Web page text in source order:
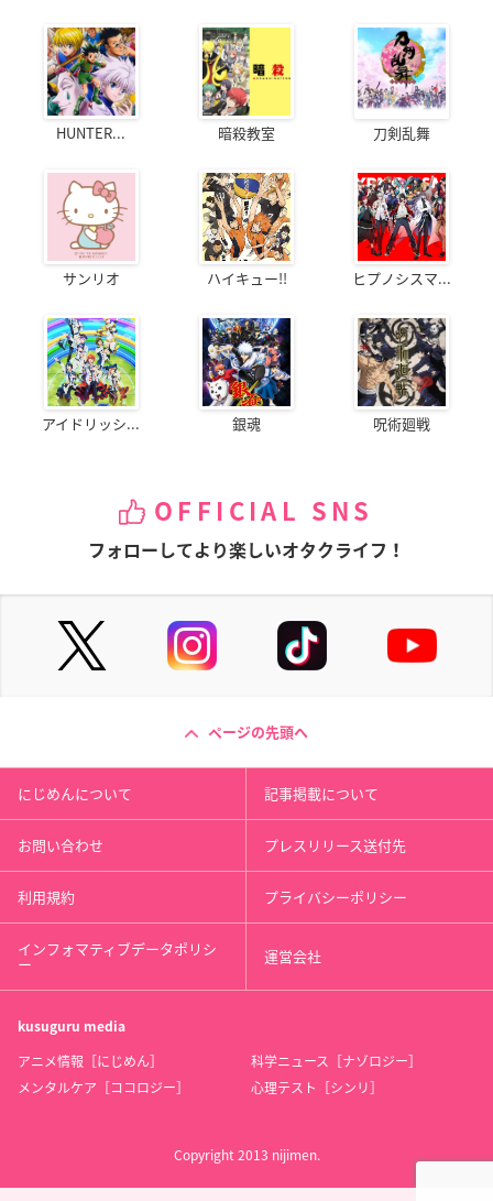
HUNTER... 暗殺教室 刀剣乱舞
サンリオ ハイキュー!! ヒプノシスマ...
アイドリッシ... 銀魂 呪術廻戦
OFFICIAL SNS
フォローしてより楽しいオタクライフ！
ページの先頭へ
にじめんについて 記事掲載について
お問い合わせ プレスリリース送付先
利用規約 プライバシーポリシー
インフォマティブデータポリシ
ー 運営会社
kusuguru media
アニメ情報［にじめん］
科学ニュース［ナゾロジー］
メンタルケア［ココロジー］
心理テスト［シンリ］
Copyright 2013 nijimen.